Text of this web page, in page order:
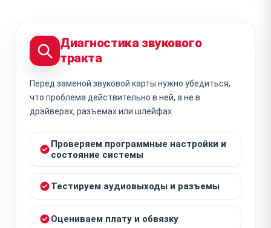
Диагностика звукового
тракта
Перед заменой звуковой карты нужно убедиться,
что проблема действительно в ней, а не в
драйверах, разъемах или шлейфах.
Проверяем программные настройки и
состояние системы
Тестируем аудиовыходы и разъемы
Оцениваем плату и обвязку